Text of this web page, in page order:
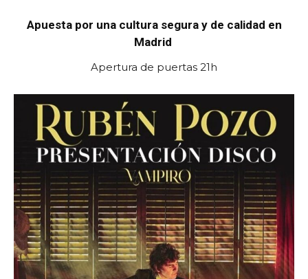
Apuesta por una cultura segura y de calidad en
Madrid
Apertura de puertas 21h